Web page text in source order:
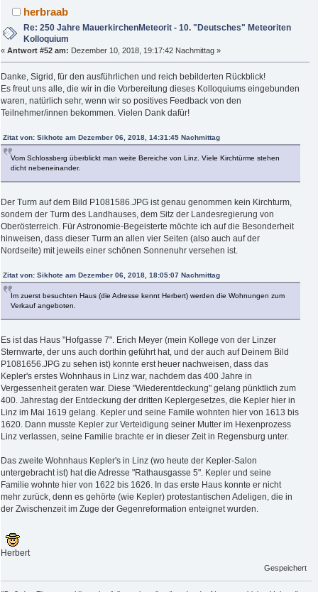
herbraab
Re: 250 Jahre MauerkirchenMeteorit - 10. "Deutsches" Meteoriten
Kolloquium
« Antwort #52 am: Dezember 10, 2018, 19:17:42 Nachmittag »
Danke, Sigrid, für den ausführlichen und reich bebilderten Rückblick!
Es freut uns alle, die wir in die Vorbereitung dieses Kolloquiums eingebunden
waren, natürlich sehr, wenn wir so positives Feedback von den
Teilnehmer/innen bekommen. Vielen Dank dafür!
Zitat von: Sikhote am Dezember 06, 2018, 14:31:45 Nachmittag
Vom Schlossberg überblickt man weite Bereiche von Linz. Viele Kirchtürme stehen
dicht nebeneinander.
Der Turm auf dem Bild P1081586.JPG ist genau genommen kein Kirchturm,
sondern der Turm des Landhauses, dem Sitz der Landesregierung von
Oberösterreich. Für Astronomie-Begeisterte möchte ich auf die Besonderheit
hinweisen, dass dieser Turm an allen vier Seiten (also auch auf der
Nordseite) mit jeweils einer schönen Sonnenuhr versehen ist.
Zitat von: Sikhote am Dezember 06, 2018, 18:05:07 Nachmittag
Im zuerst besuchten Haus (die Adresse kennt Herbert) werden die Wohnungen zum
Verkauf angeboten.
Es ist das Haus "Hofgasse 7". Erich Meyer (mein Kollege von der Linzer
Sternwarte, der uns auch dorthin geführt hat, und der auch auf Deinem Bild
P1081656.JPG zu sehen ist) konnte erst heuer nachweisen, dass das
Kepler's erstes Wohnhaus in Linz war, nachdem das 400 Jahre in
Vergessenheit geraten war. Diese "Wiederentdeckung" gelang pünktlich zum
400. Jahrestag der Entdeckung der dritten Keplergesetzes, die Kepler hier in
Linz im Mai 1619 gelang. Kepler und seine Famile wohnten hier von 1613 bis
1620. Dann musste Kepler zur Verteidigung seiner Mutter im Hexenprozess
Linz verlassen, seine Familie brachte er in dieser Zeit in Regensburg unter.
Das zweite Wohnhaus Kepler's in Linz (wo heute der Kepler-Salon
untergebracht ist) hat die Adresse "Rathausgasse 5". Kepler und seine
Familie wohnte hier von 1622 bis 1626. In das erste Haus konnte er nicht
mehr zurück, denn es gehörte (wie Kepler) protestantischen Adeligen, die in
der Zwischenzeit im Zuge der Gegenreformation enteignet wurden.
Herbert
Gespeichert